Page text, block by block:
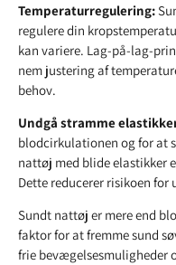
Temperaturregulering:
regulere din
kan variere. Lag-på-lag-
nem justering af
behov.
Undgå stramme
blodcirkulationen og for at
nattøj med blide elastikker
Dette reducerer risikoen for
Sundt nattøj er mere end
faktor for at fremme sund
frie bevægelsesmuligheder